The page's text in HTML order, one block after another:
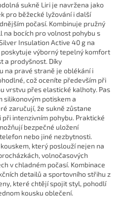
sukně Liri je navržena jako
pro běžecké lyžování i další
počasí. Kombinuje pružný
na bocích pro volnost pohybu s
Insulation Active 40 g na
výborný tepelný komfort
a prodyšnost. Díky
na pravé straně je oblékání i
což oceníte především při
vrstvu přes elastické kalhoty. Pas
silikonovým potiskem a
zaručují, že sukně zůstane
intenzivním pohybu. Praktické
bezpečné uložení
nebo jiné nezbytnosti.
který poslouží nejen na
volnočasových
v chladném počasí. Kombinace
detailů a sportovního střihu z
které chtějí spojit styl, pohodlí
kousku oblečení.